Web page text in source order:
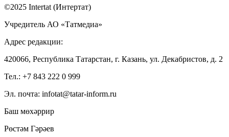
©2025 Intertat (Интертат)
Учредитель АО «Татмедиа»
Адрес редакции:
420066, Республика Татарстан, г. Казань, ул. Декабристов, д. 2
Тел.: +7 843 222 0 999
Эл. почта: infotat@tatar-inform.ru
Баш мөхәррир
Рөстәм Гәрәев